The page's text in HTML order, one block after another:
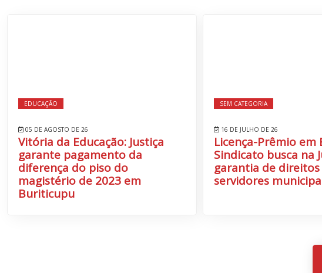
EDUCAÇÃO
05 DE AGOSTO DE 26
Vitória da Educação: Justiça
garante pagamento da
diferença do piso do
magistério de 2023 em
Buriticupu
SEM CATEGORIA
16 DE JULHO DE 26
Licença-Prêmio em
Sindicato busca na
garantia de direitos
servidores